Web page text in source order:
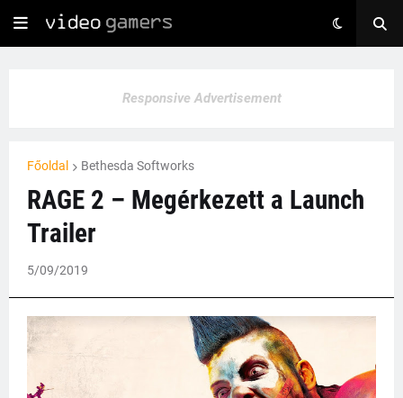
Responsive Advertisement
Főoldal Bethesda Softworks
RAGE 2 – Megérkezett a Launch
Trailer
5/09/2019